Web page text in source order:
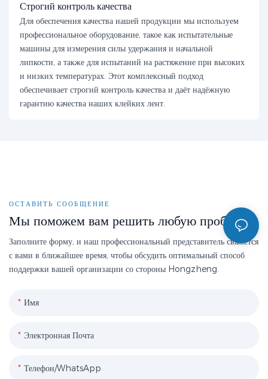
Строгий контроль качества
Для обеспечения качества нашей продукции мы используем
профессиональное оборудование, такое как испытательные
машины для измерения силы удержания и начальной
липкости, а также для испытаний на растяжение при высоких
и низких температурах. Этот комплексный подход
обеспечивает строгий контроль качества и даёт надёжную
гарантию качества наших клейких лент.
ОСТАВИТЬ СООБЩЕНИЕ
Мы поможем вам решить любую проблему
Заполните форму, и наш профессиональный представитель свяжется
с вами в ближайшее время, чтобы обсудить оптимальный способ
поддержки вашей организации со стороны Hongzheng.
Имя
Электронная Почта
Телефон/WhatsApp